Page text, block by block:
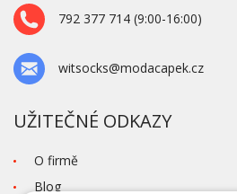
792 377 714 (9:00-16:00)
witsocks@modacapek.cz
UŽITEČNÉ ODKAZY
O firmě
Blog